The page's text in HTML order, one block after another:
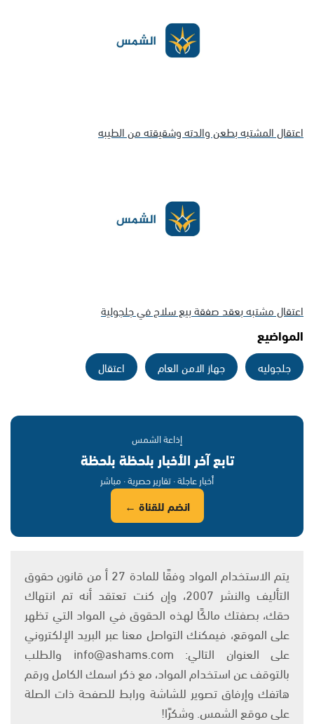
اعتقال المشتبه بطعن والدته وشقيقته من الطيبه
اعتقال مشتبه بعقد صفقة بيع سلاح في جلجولية
المواضيع
جلجوليه جهاز الامن العام اعتقال
إذاعة الشمس
تابع آخر الأخبار بلحظة بلحظة
أخبار عاجلة · تقارير حصرية · مباشر
انضم للقناة ←
يتم الاستخدام المواد وفقًا للمادة 27 أ من قانون حقوق
التأليف والنشر 2007، وإن كنت تعتقد أنه تم انتهاك
حقك، بصفتك مالكًا لهذه الحقوق في المواد التي تظهر
على الموقع، فيمكنك التواصل معنا عبر البريد الإلكتروني
على العنوان التالي: info@ashams.com والطلب
بالتوقف عن استخدام المواد، مع ذكر اسمك الكامل ورقم
هاتفك وإرفاق تصوير للشاشة ورابط للصفحة ذات الصلة
على موقع الشمس. وشكرًا!